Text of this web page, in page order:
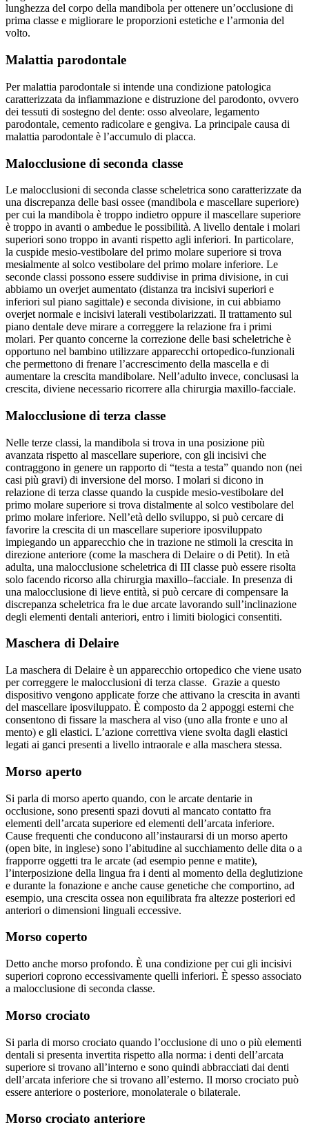
lunghezza del corpo della mandibola per ottenere un’occlusione di
prima classe e migliorare le proporzioni estetiche e l’armonia del
volto.
Malattia parodontale
Per malattia parodontale si intende una condizione patologica
caratterizzata da infiammazione e distruzione del parodonto, ovvero
dei tessuti di sostegno del dente: osso alveolare, legamento
parodontale, cemento radicolare e gengiva. La principale causa di
malattia parodontale è l’accumulo di placca.
Malocclusione di seconda classe
Le malocclusioni di seconda classe scheletrica sono caratterizzate da
una discrepanza delle basi ossee (mandibola e mascellare superiore)
per cui la mandibola è troppo indietro oppure il mascellare superiore
è troppo in avanti o ambedue le possibilità. A livello dentale i molari
superiori sono troppo in avanti rispetto agli inferiori. In particolare,
la cuspide mesio-vestibolare del primo molare superiore si trova
mesialmente al solco vestibolare del primo molare inferiore. Le
seconde classi possono essere suddivise in prima divisione, in cui
abbiamo un overjet aumentato (distanza tra incisivi superiori e
inferiori sul piano sagittale) e seconda divisione, in cui abbiamo
overjet normale e incisivi laterali vestibolarizzati. Il trattamento sul
piano dentale deve mirare a correggere la relazione fra i primi
molari. Per quanto concerne la correzione delle basi scheletriche è
opportuno nel bambino utilizzare apparecchi ortopedico-funzionali
che permettono di frenare l’accrescimento della mascella e di
aumentare la crescita mandibolare. Nell’adulto invece, conclusasi la
crescita, diviene necessario ricorrere alla chirurgia maxillo-facciale.
Malocclusione di terza classe
Nelle terze classi, la mandibola si trova in una posizione più
avanzata rispetto al mascellare superiore, con gli incisivi che
contraggono in genere un rapporto di “testa a testa” quando non (nei
casi più gravi) di inversione del morso. I molari si dicono in
relazione di terza classe quando la cuspide mesio-vestibolare del
primo molare superiore si trova distalmente al solco vestibolare del
primo molare inferiore. Nell’età dello sviluppo, si può cercare di
favorire la crescita di un mascellare superiore iposviluppato
impiegando un apparecchio che in trazione ne stimoli la crescita in
direzione anteriore (come la maschera di Delaire o di Petit). In età
adulta, una malocclusione scheletrica di III classe può essere risolta
solo facendo ricorso alla chirurgia maxillo–facciale. In presenza di
una malocclusione di lieve entità, si può cercare di compensare la
discrepanza scheletrica fra le due arcate lavorando sull’inclinazione
degli elementi dentali anteriori, entro i limiti biologici consentiti.
Maschera di Delaire
La maschera di Delaire è un apparecchio ortopedico che viene usato
per correggere le malocclusioni di terza classe. Grazie a questo
dispositivo vengono applicate forze che attivano la crescita in avanti
del mascellare iposviluppato. È composto da 2 appoggi esterni che
consentono di fissare la maschera al viso (uno alla fronte e uno al
mento) e gli elastici. L’azione correttiva viene svolta dagli elastici
legati ai ganci presenti a livello intraorale e alla maschera stessa.
Morso aperto
Si parla di morso aperto quando, con le arcate dentarie in
occlusione, sono presenti spazi dovuti al mancato contatto fra
elementi dell’arcata superiore ed elementi dell’arcata inferiore.
Cause frequenti che conducono all’instaurarsi di un morso aperto
(open bite, in inglese) sono l’abitudine al succhiamento delle dita o a
frapporre oggetti tra le arcate (ad esempio penne e matite),
l’interposizione della lingua fra i denti al momento della deglutizione
e durante la fonazione e anche cause genetiche che comportino, ad
esempio, una crescita ossea non equilibrata fra altezze posteriori ed
anteriori o dimensioni linguali eccessive.
Morso coperto
Detto anche morso profondo. È una condizione per cui gli incisivi
superiori coprono eccessivamente quelli inferiori. È spesso associato
a malocclusione di seconda classe.
Morso crociato
Si parla di morso crociato quando l’occlusione di uno o più elementi
dentali si presenta invertita rispetto alla norma: i denti dell’arcata
superiore si trovano all’interno e sono quindi abbracciati dai denti
dell’arcata inferiore che si trovano all’esterno. Il morso crociato può
essere anteriore o posteriore, monolaterale o bilaterale.
Morso crociato anteriore